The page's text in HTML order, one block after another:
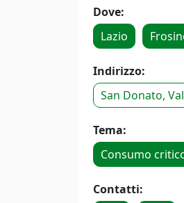
Dove:
Lazio
Indirizzo:
San Donato,
Tema:
Consumo
Contatti: